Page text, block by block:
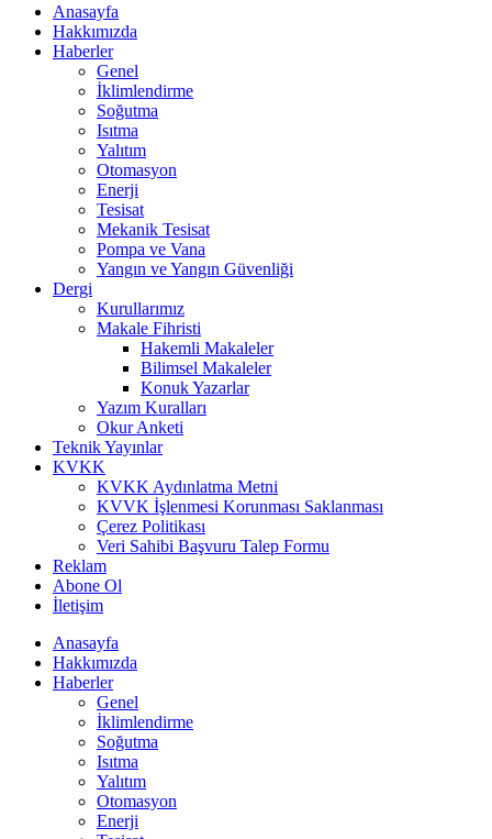
Anasayfa
Hakkımızda
Haberler
Genel
İklimlendirme
Soğutma
Isıtma
Yalıtım
Otomasyon
Enerji
Tesisat
Mekanik Tesisat
Pompa ve Vana
Yangın ve Yangın Güvenliği
Dergi
Kurullarımız
Makale Fihristi
Hakemli Makaleler
Bilimsel Makaleler
Konuk Yazarlar
Yazım Kuralları
Okur Anketi
Teknik Yayınlar
KVKK
KVKK Aydınlatma Metni
KVVK İşlenmesi Korunması Saklanması
Çerez Politikası
Veri Sahibi Başvuru Talep Formu
Reklam
Abone Ol
İletişim
Anasayfa
Hakkımızda
Haberler
Genel
İklimlendirme
Soğutma
Isıtma
Yalıtım
Otomasyon
Enerji